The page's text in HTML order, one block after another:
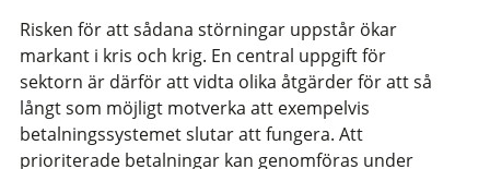
Risken för att sådana störningar uppstår ökar
markant i kris och krig. En central uppgift för
sektorn är därför att vidta olika åtgärder för att så
långt som möjligt motverka att exempelvis
betalningssystemet slutar att fungera. Att
prioriterade betalningar kan genomföras under